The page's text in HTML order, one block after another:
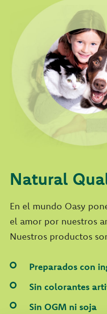
Natural
En el mundo Oasy
el amor por nuestros
Nuestros productos
Preparados con
Sin colorantes
Sin OGM ni soja